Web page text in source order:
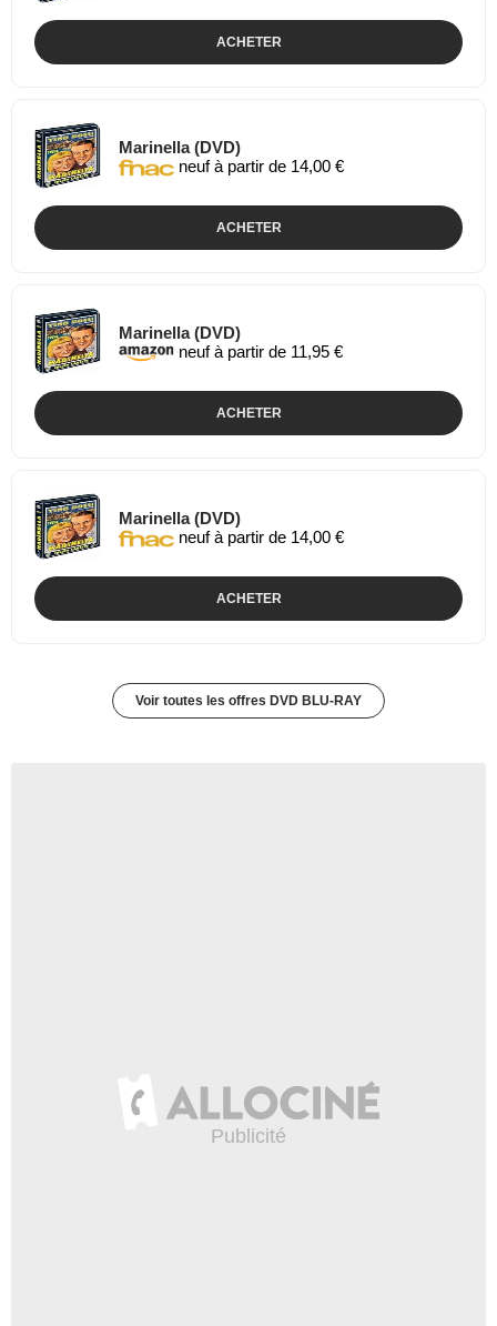
ACHETER
Marinella (DVD)
neuf à partir de 14,00 €
ACHETER
Marinella (DVD)
neuf à partir de 11,95 €
ACHETER
Marinella (DVD)
neuf à partir de 14,00 €
ACHETER
Voir toutes les offres DVD BLU-RAY